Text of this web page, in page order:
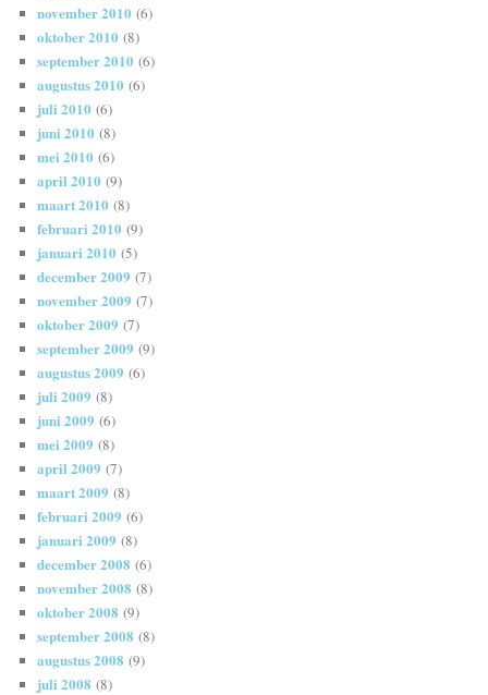
november 2010 (6)
oktober 2010 (8)
september 2010 (6)
augustus 2010 (6)
juli 2010 (6)
juni 2010 (8)
mei 2010 (6)
april 2010 (9)
maart 2010 (8)
februari 2010 (9)
januari 2010 (5)
december 2009 (7)
november 2009 (7)
oktober 2009 (7)
september 2009 (9)
augustus 2009 (6)
juli 2009 (8)
juni 2009 (6)
mei 2009 (8)
april 2009 (7)
maart 2009 (8)
februari 2009 (6)
januari 2009 (8)
december 2008 (6)
november 2008 (8)
oktober 2008 (9)
september 2008 (8)
augustus 2008 (9)
juli 2008 (8)